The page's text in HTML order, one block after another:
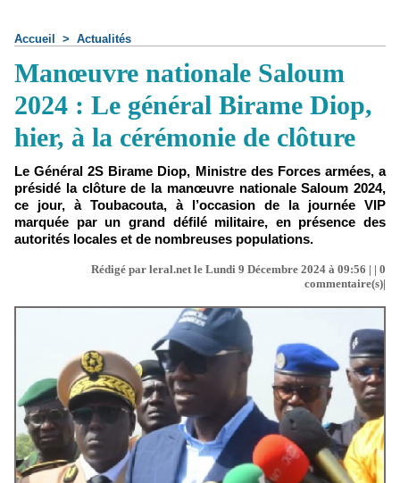
Accueil > Actualités
Manœuvre nationale Saloum
2024 : Le général Birame Diop,
hier, à la cérémonie de clôture
Le Général 2S Birame Diop, Ministre des Forces armées, a
présidé la clôture de la manœuvre nationale Saloum 2024,
ce jour, à Toubacouta, à l’occasion de la journée VIP
marquée par un grand défilé militaire, en présence des
autorités locales et de nombreuses populations.
Rédigé par leral.net le Lundi 9 Décembre 2024 à 09:56 | | 0
commentaire(s)|